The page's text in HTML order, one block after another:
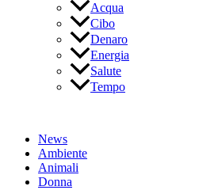
Acqua
Cibo
Denaro
Energia
Salute
Tempo
News
Ambiente
Animali
Donna